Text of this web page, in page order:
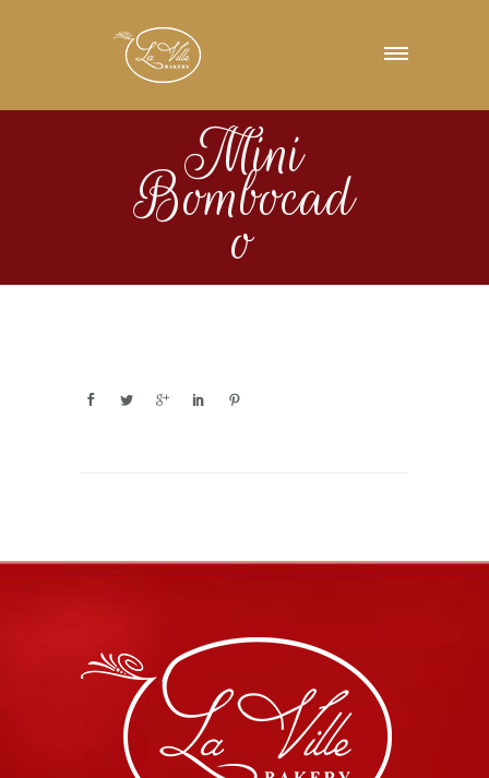
Mini
Bombocad
o